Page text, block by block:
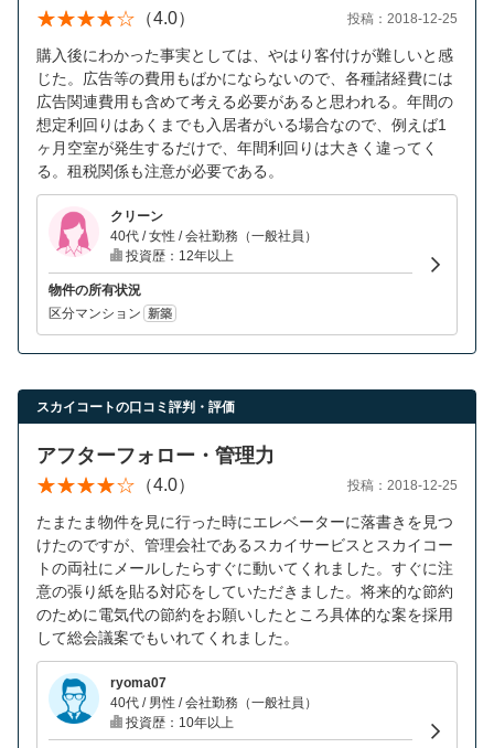
（4.0） 投稿：2018-12-25
購入後にわかった事実としては、やはり客付けが難しいと感
じた。広告等の費用もばかにならないので、各種諸経費には
広告関連費用も含めて考える必要があると思われる。年間の
想定利回りはあくまでも入居者がいる場合なので、例えば1
ヶ月空室が発生するだけで、年間利回りは大きく違ってく
る。租税関係も注意が必要である。
クリーン
40代 / 女性 / 会社勤務（一般社員）
投資歴：12年以上
物件の所有状況
区分マンション 新築
スカイコートの口コミ評判・評価
アフターフォロー・管理力
（4.0） 投稿：2018-12-25
たまたま物件を見に行った時にエレベーターに落書きを見つ
けたのですが、管理会社であるスカイサービスとスカイコー
トの両社にメールしたらすぐに動いてくれました。すぐに注
意の張り紙を貼る対応をしていただきました。将来的な節約
のために電気代の節約をお願いしたところ具体的な案を採用
して総会議案でもいれてくれました。
ryoma07
40代 / 男性 / 会社勤務（一般社員）
投資歴：10年以上